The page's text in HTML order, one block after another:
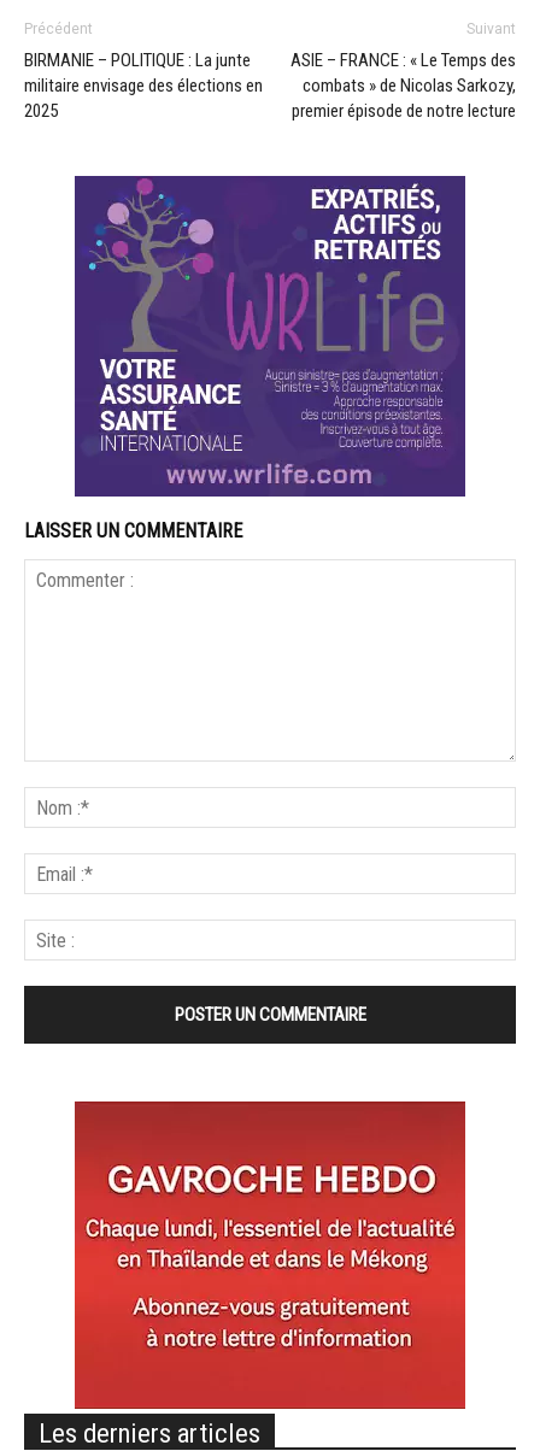
Précédent
BIRMANIE – POLITIQUE : La junte
militaire envisage des élections en
2025
Suivant
ASIE – FRANCE : « Le Temps des
combats » de Nicolas Sarkozy,
premier épisode de notre lecture
LAISSER UN COMMENTAIRE
Les derniers articles